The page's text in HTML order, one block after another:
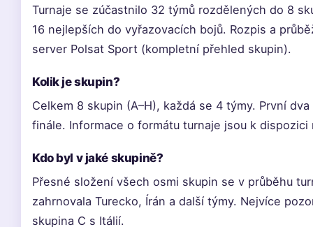
Turnaje se zúčastnilo 32 týmů rozdělených do 8
16 nejlepších do vyřazovacích bojů. Rozpis a
server Polsat Sport (kompletní přehled skupin).
Kolik je skupin?
Celkem 8 skupin (A–H), každá se 4 týmy. První
finále. Informace o formátu turnaje jsou k
Kdo byl v jaké skupině?
Přesné složení všech osmi skupin se v průběhu
zahrnovala Turecko, Írán a další týmy. Nejvíce
skupina C s Itálií.